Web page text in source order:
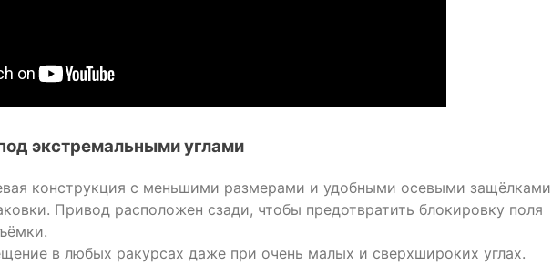
экстремальными углами
конструкция с меньшими размерами и удобными осевыми защёлками
Привод расположен сзади, чтобы предотвратить блокировку поля
в любых ракурсах даже при очень малых и сверхшироких углах.